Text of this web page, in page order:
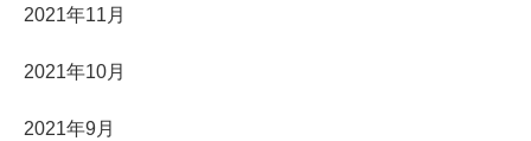
2021年11月
2021年10月
2021年9月